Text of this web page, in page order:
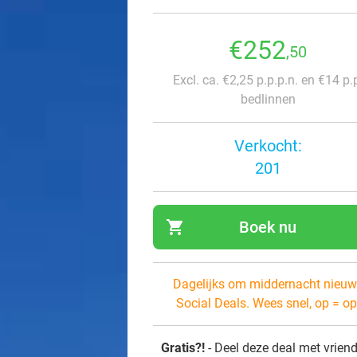
€252,50
Excl. ca. €2,25 p.p.p.n. en €14
bedlinnen
Verkocht:
201
shopping_cart Boek nu
Dagelijks om middernacht
Social Deals. Wees snel, op =
Gratis?! - Deel deze deal met